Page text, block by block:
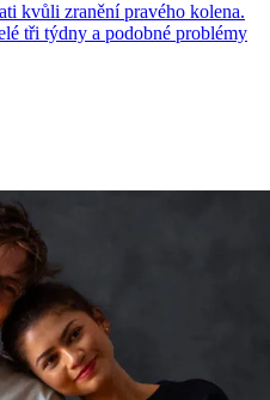
kvůli zranění pravého kolena.
tři týdny a podobné problémy